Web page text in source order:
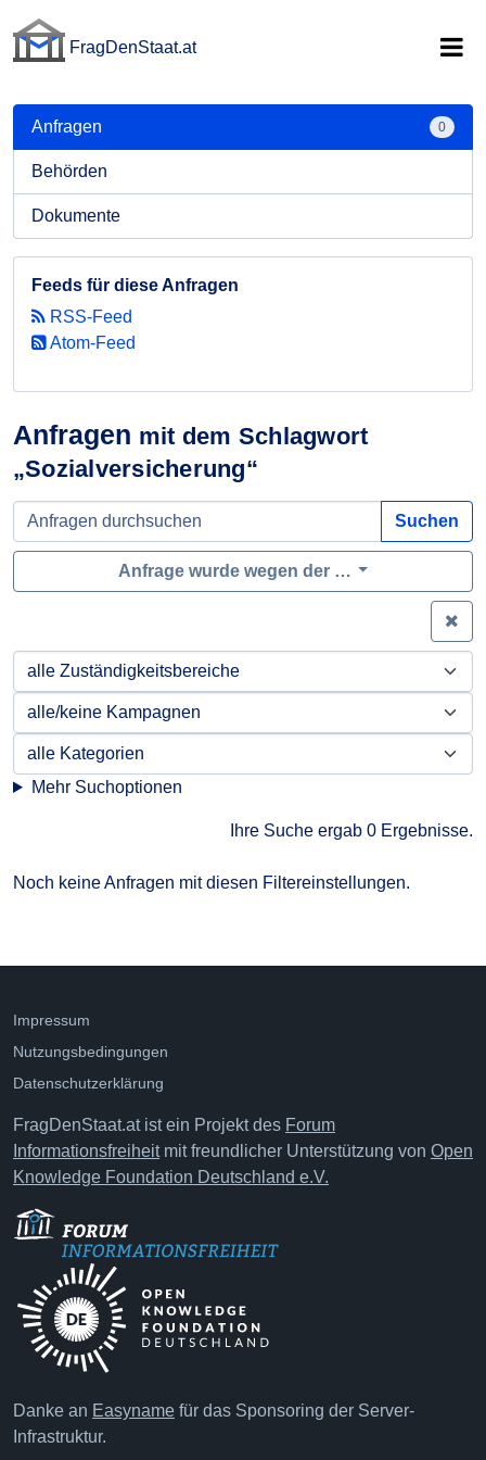
FragDenStaat.at
Anfragen mit dem Schlagwort
„Sozialversicherung“
Suchen
Anfrage wurde wegen der …
Mehr Suchoptionen
Ihre Suche ergab 0 Ergebnisse.
Noch keine Anfragen mit diesen Filtereinstellungen.
Anfragen 0
Behörden
Dokumente
Feeds für diese Anfragen
RSS-Feed
Atom-Feed
Impressum
Nutzungsbedingungen
Datenschutzerklärung
FragDenStaat.at ist ein Projekt des Forum
Informationsfreiheitmit freundlicher Unterstützung von Open
Knowledge Foundation Deutschland e.V.
Danke an Easyname für das Sponsoring der Server-
Infrastruktur.